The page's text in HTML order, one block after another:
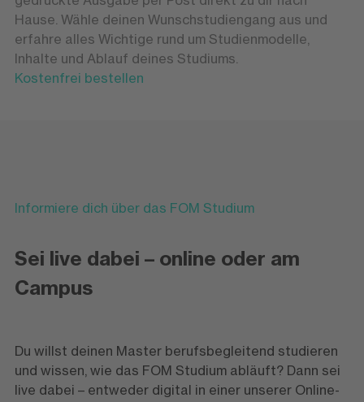
Hause. Wähle deinen Wunschstudiengang aus und
erfahre alles Wichtige rund um Studienmodelle,
Inhalte und Ablauf deines Studiums.
Kostenfrei bestellen
Informiere dich über das FOM Studium
Sei live dabei – online oder am
Campus
Du willst deinen Master berufsbegleitend studieren
und wissen, wie das FOM Studium abläuft? Dann sei
live dabei – entweder digital in einer unserer Online-